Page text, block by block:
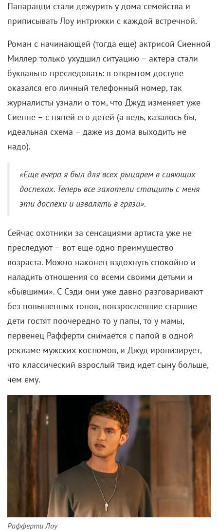
Папарацци стали дежурить у дома семейства и
приписывать Лоу интрижки с каждой встречной.
Роман с начинающей (тогда еще) актрисой Сиенной
Миллер только ухудшил ситуацию – актера стали
буквально преследовать: в открытом доступе
оказался его личный телефонный номер, так
журналисты узнали о том, что Джуд изменяет уже
Сиенне – с няней его детей (а ведь, казалось бы,
идеальная схема – даже из дома выходить не
надо).
«Еще вчера я был для всех рыцарем в сияющих
доспехах. Теперь все захотели стащить с меня
эти доспехи и извалять в грязи».
Сейчас охотники за сенсациями артиста уже не
преследуют – вот еще одно преимущество
возраста. Можно наконец вздохнуть спокойно и
наладить отношения со всеми своими детьми и
«бывшими». С Сэди они уже давно разговаривают
без повышенных тонов, повзрослевшие старшие
дети гостят поочередно то у папы, то у мамы,
первенец Рафферти снимается с папой в одной
рекламе мужских костюмов, и Джуд иронизирует,
что классический взрослый твид идет сыну больше,
чем ему.
Рафферти Лоу